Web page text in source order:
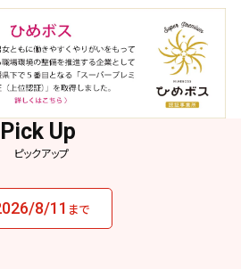
ピックアップ
8/11 まで